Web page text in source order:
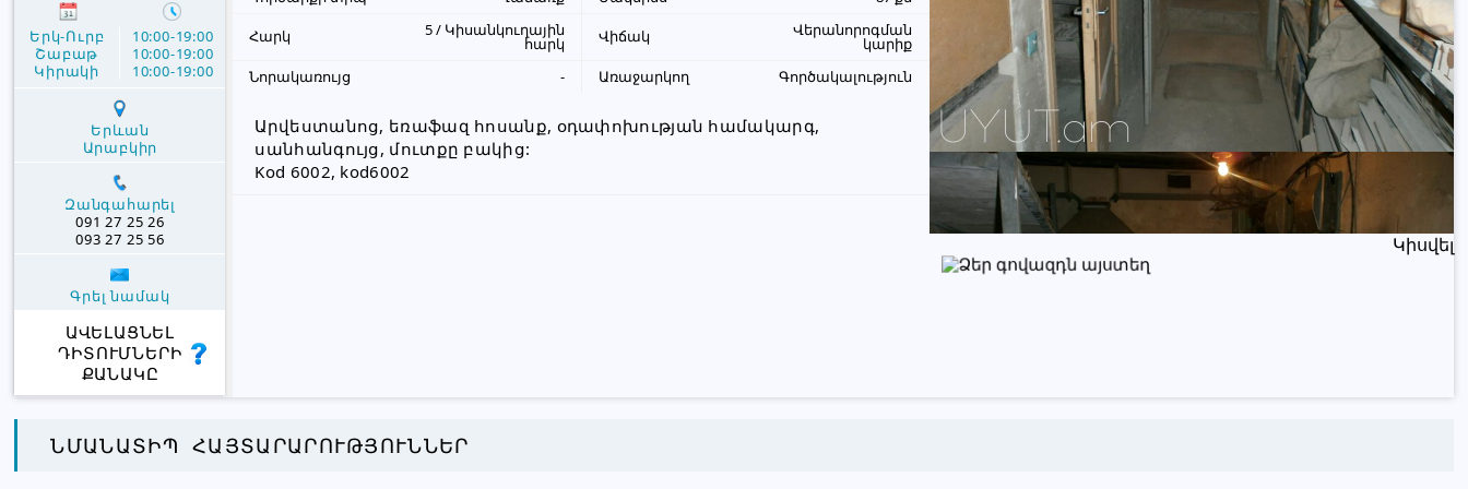
Կիսվել
Հարկ
5 / Կիսանկուղային
հարկ Վիճակ Վերանորոգման
կարիք
Նորակառույց
- Առաջարկող Գործակալություն
Արվեստանոց, եռաֆազ հոսանք, օդափոխության համակարգ,
սանհանգույց, մուտքը բակից:
Kod 6002, kod6002
Երկ-Ուրբ
Շաբաթ
Կիրակի
10:00-19:00
10:00-19:00
10:00-19:00
Երևան
Արաբկիր
Զանգահարել
091 27 25 26
093 27 25 56
Գրել նամակ
ԱՎԵԼԱՑՆԵԼ
ԴԻՏՈՒՄՆԵՐԻ
ՔԱՆԱԿԸ
+374 95 02 99 11
Խնդրում ենք բաժանորդին
ՆՄԱՆԱՏԻՊ ՀԱՅՏԱՐԱՐՈՒԹՅՈՒՆՆԵՐ